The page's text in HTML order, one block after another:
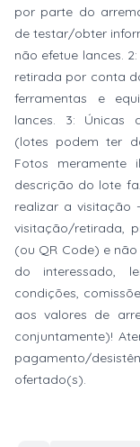
por parte do
de testar/obter
não efetue lances.
retirada por conta
ferramentas e
lances. 3: Únicas
(lotes podem ter
Fotos meramente
descrição do lote
realizar a visitação
visitação/retirada,
(ou QR Code) e
do interessado,
condições,
aos valores de
conjuntamente)!
pagamento/
ofertado(s).